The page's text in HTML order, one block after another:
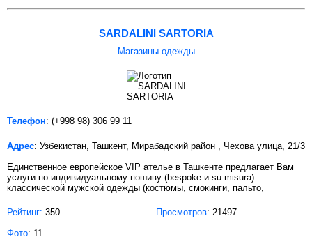
SARDALINI SARTORIA
Магазины одежды
Телефон: (+998 98) 306 99 11
Адрес: Узбекистан, Ташкент, Мирабадский район , Чехова улица, 21/3
Единственное европейское VIP ателье в Ташкенте предлагает Вам
услуги по индивидуальному пошиву (bespoke и su misura)
классической мужской одежды (костюмы, смокинги, пальто,
Рейтинг: 350 Просмотров: 21497
Фото: 11